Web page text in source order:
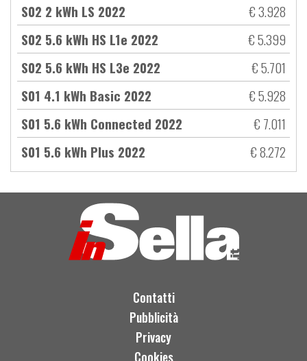
S02 2 kWh LS 2022
€ 3.928
S02 5.6 kWh HS L1e 2022
€ 5.399
S02 5.6 kWh HS L3e 2022
€ 5.701
S01 4.1 kWh Basic 2022
€ 5.928
S01 5.6 kWh Connected 2022
€ 7.011
S01 5.6 kWh Plus 2022
€ 8.272
Contatti
Pubblicità
Privacy
Cookies